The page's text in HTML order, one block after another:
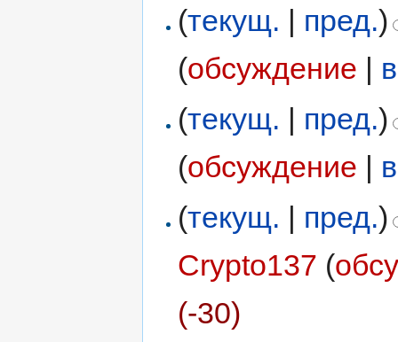
(текущ. | пред.)
(обсуждение |
(текущ. | пред.)
(обсуждение |
(текущ. пред.)
Crypto137 (
(-30)